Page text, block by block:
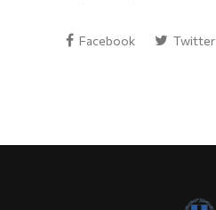
Facebook Twitter